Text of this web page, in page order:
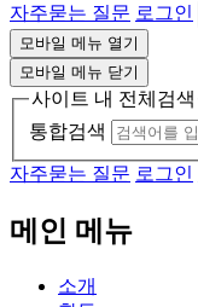
자주묻는 질문 로그인
모바일 메뉴 열기
모바일 메뉴 닫기
사이트 내 전체검색
통합검색
자주묻는 질문 로그인
메인 메뉴
소개